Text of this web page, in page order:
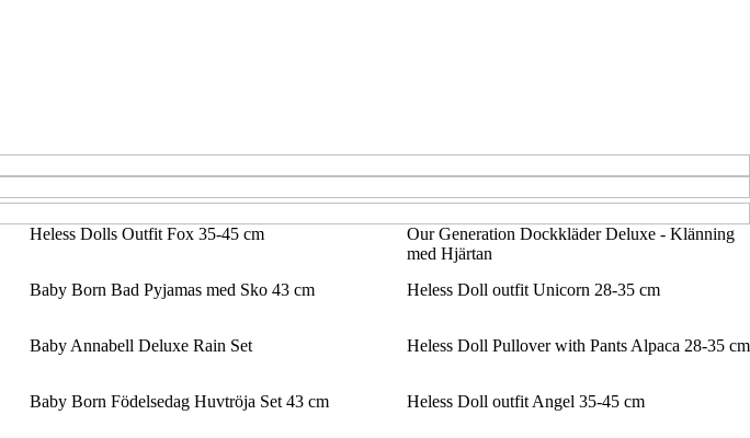
Heless Dolls Outfit Fox 35-45 cm
Our Generation Dockkläder Deluxe - Klänning
med Hjärtan
Baby Born Bad Pyjamas med Sko 43 cm Heless Doll outfit Unicorn 28-35 cm
Baby Annabell Deluxe Rain Set Heless Doll Pullover with Pants Alpaca 28-35 cm
Baby Born Födelsedag Huvtröja Set 43 cm Heless Doll outfit Angel 35-45 cm